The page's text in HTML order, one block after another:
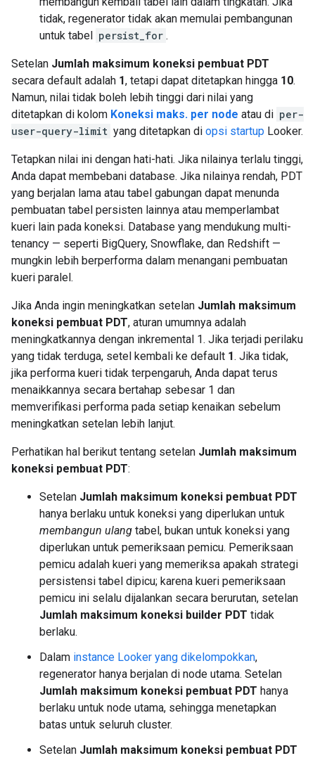
tidak, regenerator tidak akan memulai pembangunan
untuk tabel persist_for .
Setelan Jumlah maksimum koneksi pembuat PDT
secara default adalah 1, tetapi dapat ditetapkan hingga 10.
Namun, nilai tidak boleh lebih tinggi dari nilai yang
ditetapkan di kolom Koneksi maks. per node atau di per-
user-query-limit yang ditetapkan di opsi startup Looker.
Tetapkan nilai ini dengan hati-hati. Jika nilainya terlalu tinggi,
Anda dapat membebani database. Jika nilainya rendah, PDT
yang berjalan lama atau tabel gabungan dapat menunda
pembuatan tabel persisten lainnya atau memperlambat
kueri lain pada koneksi. Database yang mendukung multi-
tenancy — seperti BigQuery, Snowflake, dan Redshift —
mungkin lebih berperforma dalam menangani pembuatan
kueri paralel.
Jika Anda ingin meningkatkan setelan Jumlah maksimum
koneksi pembuat PDT, aturan umumnya adalah
meningkatkannya dengan inkremental 1. Jika terjadi perilaku
yang tidak terduga, setel kembali ke default 1. Jika tidak,
jika performa kueri tidak terpengaruh, Anda dapat terus
menaikkannya secara bertahap sebesar 1 dan
memverifikasi performa pada setiap kenaikan sebelum
meningkatkan setelan lebih lanjut.
Perhatikan hal berikut tentang setelan Jumlah maksimum
koneksi pembuat PDT:
Setelan Jumlah maksimum koneksi pembuat PDT
hanya berlaku untuk koneksi yang diperlukan untuk
membangun ulang tabel, bukan untuk koneksi yang
diperlukan untuk pemeriksaan pemicu. Pemeriksaan
pemicu adalah kueri yang memeriksa apakah strategi
persistensi tabel dipicu; karena kueri pemeriksaan
pemicu ini selalu dijalankan secara berurutan, setelan
Jumlah maksimum koneksi builder PDT tidak
berlaku.
Dalam instance Looker yang dikelompokkan,
regenerator hanya berjalan di node utama. Setelan
Jumlah maksimum koneksi pembuat PDT hanya
berlaku untuk node utama, sehingga menetapkan
batas untuk seluruh cluster.
Setelan Jumlah maksimum koneksi pembuat PDT